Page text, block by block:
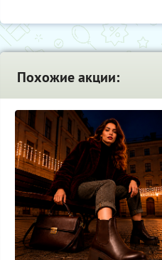
Похожие акции: